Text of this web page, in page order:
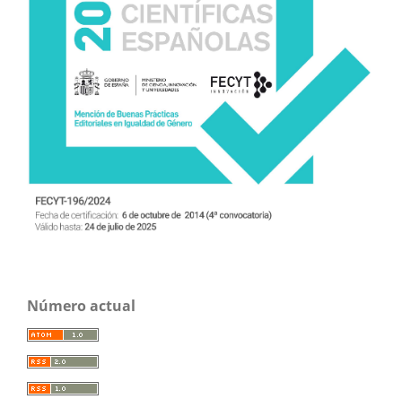
Número actual